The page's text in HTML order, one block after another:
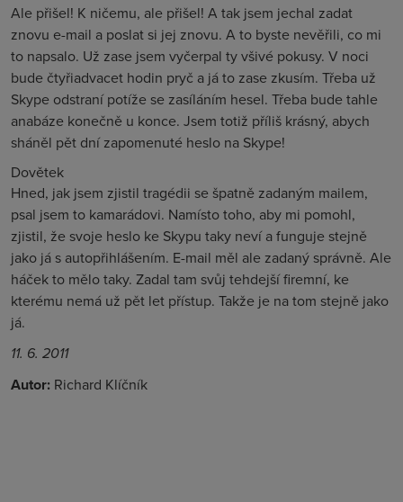
Ale přišel! K ničemu, ale přišel! A tak jsem jechal zadat
znovu e-mail a poslat si jej znovu. A to byste nevěřili, co mi
to napsalo. Už zase jsem vyčerpal ty všivé pokusy. V noci
bude čtyřiadvacet hodin pryč a já to zase zkusím. Třeba už
Skype odstraní potíže se zasíláním hesel. Třeba bude tahle
anabáze konečně u konce. Jsem totiž příliš krásný, abych
sháněl pět dní zapomenuté heslo na Skype!
Dovětek
Hned, jak jsem zjistil tragédii se špatně zadaným mailem,
psal jsem to kamarádovi. Namísto toho, aby mi pomohl,
zjistil, že svoje heslo ke Skypu taky neví a funguje stejně
jako já s autopřihlášením. E-mail měl ale zadaný správně. Ale
háček to mělo taky. Zadal tam svůj tehdejší firemní, ke
kterému nemá už pět let přístup. Takže je na tom stejně jako
já.
11. 6. 2011
Autor: Richard Klíčník